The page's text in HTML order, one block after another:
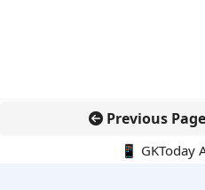
Previous Page
📱 GKToday